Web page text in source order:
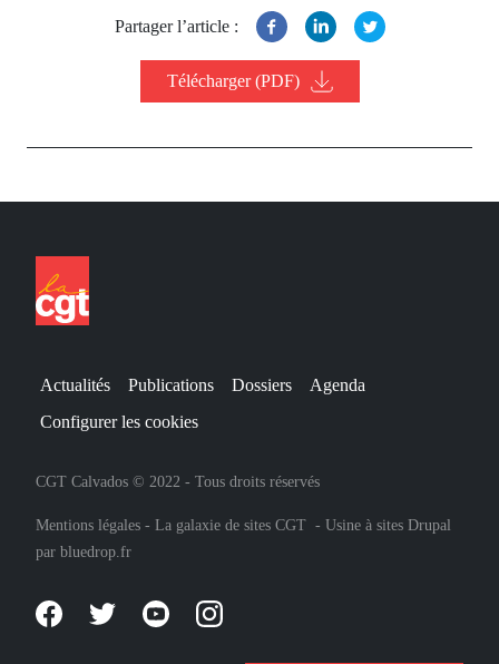
Partager l’article :
Télécharger (PDF)
Actualités Publications Dossiers
Agenda
Configurer les cookies
CGT Calvados © 2022 - Tous droits réservés
Mentions légales - La galaxie de sites CGT - Usine à sites Drupal
par bluedrop.fr